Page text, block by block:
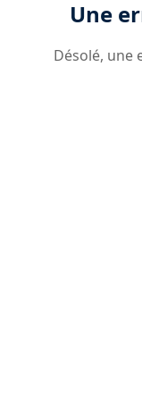
Une
Désolé, une